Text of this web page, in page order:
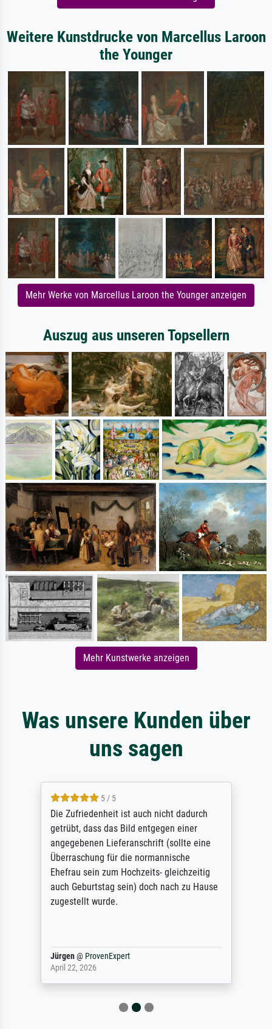
Weitere Kunstdrucke von Marcellus Laroon
the Younger
Mehr Werke von Marcellus Laroon the Younger anzeigen
Auszug aus unseren Topsellern
Mehr Kunstwerke anzeigen
Was unsere Kunden über
uns sagen
5 / 5
Die Zufriedenheit ist auch nicht dadurch
getrübt, dass das Bild entgegen einer
angegebenen Lieferanschrift (sollte eine
Überraschung für die normannische
Ehefrau sein zum Hochzeits- gleichzeitig
auch Geburtstag sein) doch nach zu Hause
zugestellt wurde.
Jürgen@ ProvenExpert
April 22, 2026